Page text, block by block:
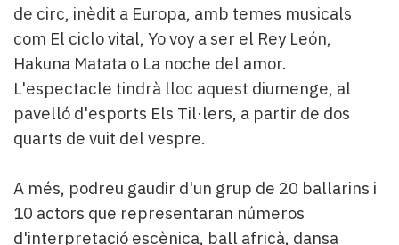
de circ, inèdit a Europa, amb temes musicals
com El ciclo vital, Yo voy a ser el Rey León,
Hakuna Matata o La noche del amor.
L'espectacle tindrà lloc aquest diumenge, al
pavelló d'esports Els Til·lers, a partir de dos
quarts de vuit del vespre.
A més, podreu gaudir d'un grup de 20 ballarins i
10 actors que representaran números
d'interpretació escènica, ball africà, dansa